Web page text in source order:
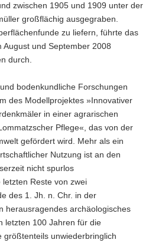
zwischen 1905 und 1909 unter der
großflächig ausgegraben.
zu liefern, führte das
August und September 2008
durch.
bodenkundliche Forschungen
des Modellprojektes »Innovativer
in einer agrarischen
Pflege«, das von der
gefördert wird. Mehr als ein
Nutzung ist an den
nicht spurlos
Reste von zwei
des 1. Jh. n. Chr. in der
herausragendes archäologisches
letzten 100 Jahren für die
größtenteils unwiederbringlich